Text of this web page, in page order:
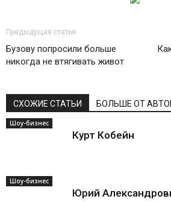
Предыдущая статья
Бузову попросили больше
никогда не втягивать живот
СХОЖИЕ СТАТЬИ БОЛЬШЕ ОТ
Шоу-бизнес
Курт Кобейн
Шоу-бизнес
Юрий